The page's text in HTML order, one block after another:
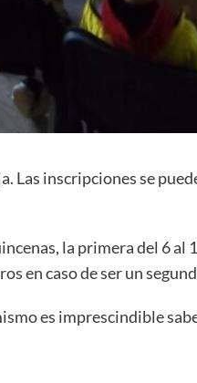
Las inscripciones se
la primera del 6 al
en caso de ser un
es imprescindible